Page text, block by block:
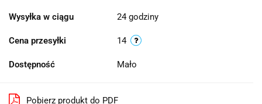
Wysyłka w ciągu 24 godziny
Cena przesyłki 14
Dostępność Mało
Pobierz produkt do PDF